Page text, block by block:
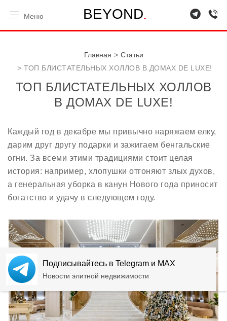
BEYOND.
Меню
Главная
Статьи
ТОП БЛИСТАТЕЛЬНЫХ ХОЛЛОВ В ДОМАХ DE LUXE!
ТОП БЛИСТАТЕЛЬНЫХ ХОЛЛОВ
В ДОМАХ DE LUXE!
Каждый год в декабре мы привычно наряжаем елку,
дарим друг другу подарки и зажигаем бенгальские
огни. За всеми этими традициями стоит целая
история: например, хлопушки отгоняют злых духов,
а генеральная уборка в канун Нового года приносит
богатство и удачу в следующем году.
Подписывайтесь в Telegram и MAX
Новости элитной недвижимости